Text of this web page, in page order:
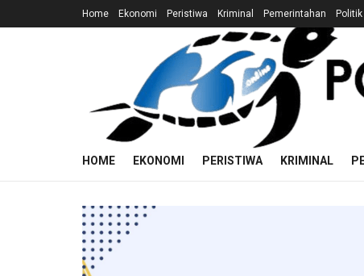
Home Ekonomi Peristiwa Kriminal Pemerintahan Politik
HOME EKONOMI PERISTIWA KRIMINAL